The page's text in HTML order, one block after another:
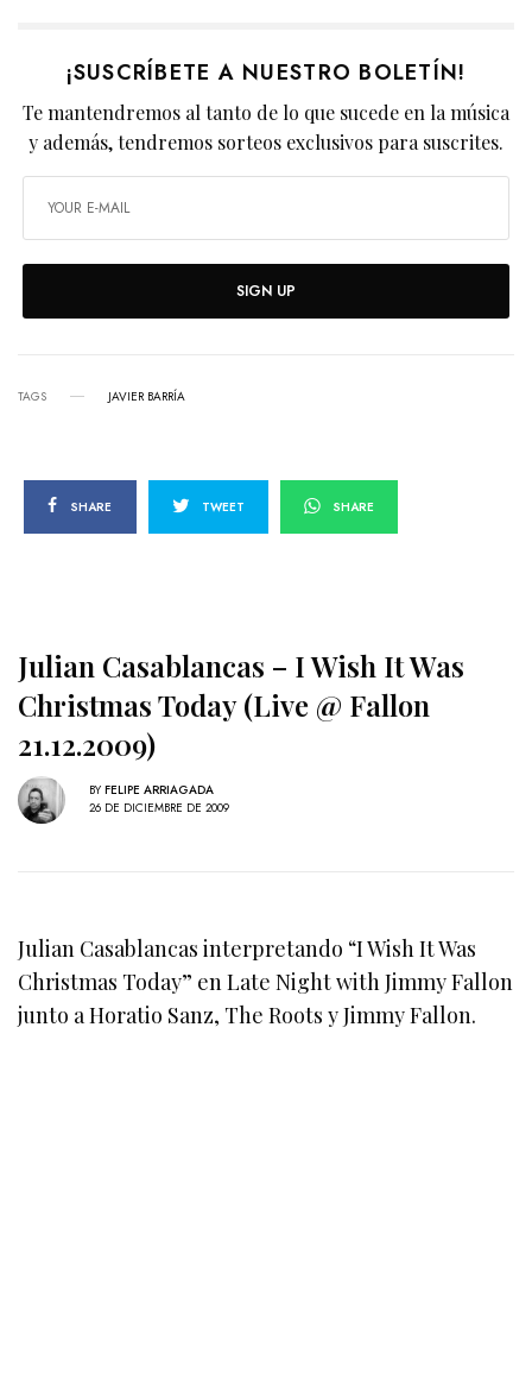
¡SUSCRÍBETE A NUESTRO BOLETÍN!
Te mantendremos al tanto de lo que sucede en la música
y además, tendremos sorteos exclusivos para suscrites.
SIGN UP
TAGS JAVIER BARRÍA
SHARE TWEET SHARE
Julian Casablancas – I Wish It Was
Christmas Today (Live @ Fallon
21.12.2009)
BY FELIPE ARRIAGADA
26 DE DICIEMBRE DE 2009
Julian Casablancas interpretando “I Wish It Was
Christmas Today” en Late Night with Jimmy Fallon
junto a Horatio Sanz, The Roots y Jimmy Fallon.